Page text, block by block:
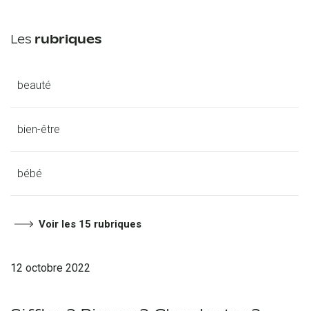
Les rubriques
beauté
bien-être
bébé
Voir les 15 rubriques
12 octobre 2022